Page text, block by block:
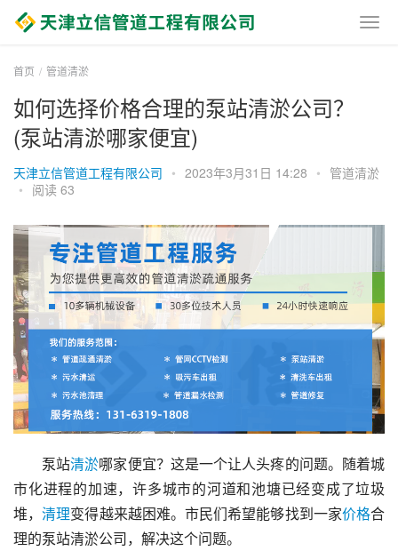
首页 管道清淤
如何选择价格合理的泵站清淤公司？
(泵站清淤哪家便宜)
天津立信管道工程有限公司 • 2023年3月31日 14:28 • 管道清淤
• 阅读 63
泵站清淤哪家便宜？这是一个让人头疼的问题。随着城
市化进程的加速，许多城市的河道和池塘已经变成了垃圾
堆，清理变得越来越困难。市民们希望能够找到一家价格合
理的泵站清淤公司，解决这个问题。